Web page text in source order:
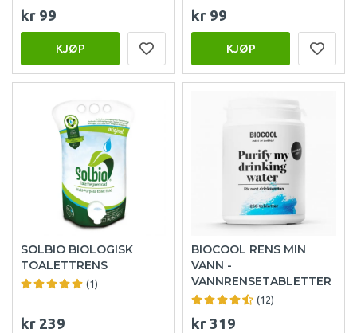
kr 99
KJØP
kr 99
KJØP
SOLBIO BIOLOGISK
TOALETTRENS
(1)
kr 239
BIOCOOL RENS MIN
VANN -
VANNRENSETABLETTER
(12)
kr 319